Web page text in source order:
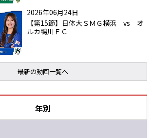
2026年06月24日
【第15節】日体大ＳＭＧ横浜 vs オ
ルカ鴨川ＦＣ
最新の動画一覧へ
年別